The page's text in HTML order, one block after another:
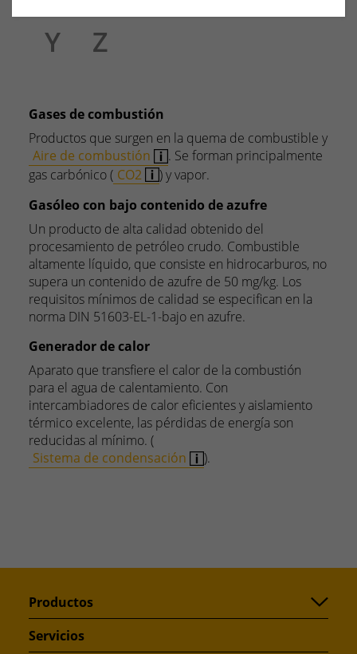
Y
Z
Gases de combustión
Productos que surgen en la quema de combustible y
Aire de combustión
. Se forman principalmente
gas carbónico ( CO2
) y vapor.
Gasóleo con bajo contenido de azufre
Un producto de alta calidad obtenido del
procesamiento de petróleo crudo. Combustible
altamente líquido, que consiste en hidrocarburos, no
supera un contenido de azufre de 50 mg/kg. Los
requisitos mínimos de calidad se especifican en la
norma DIN 51603-EL-1-bajo en azufre.
Generador de calor
Aparato que transfiere el calor de la combustión
para el agua de calentamiento. Con
intercambiadores de calor eficientes y aislamiento
térmico excelente, las pérdidas de energía son
reducidas al mínimo. (
Sistema de condensación
).
Productos
Servicios